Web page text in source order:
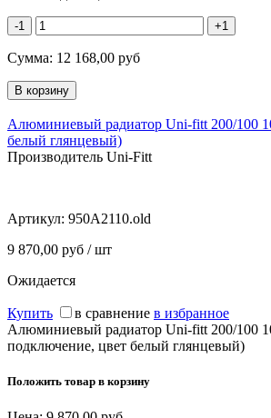
-1 +1
Сумма: 12 168,00 руб
Алюминиевый радиатор Uni-fitt 200/100
белый глянцевый)
Производитель Uni-Fitt
Артикул: 950A2110.old
9 870,00 руб / шт
Ожидается
Купить в сравнение в избранное
Алюминиевый радиатор Uni-fitt 200/100
подключение, цвет белый глянцевый)
Положить товар в корзину